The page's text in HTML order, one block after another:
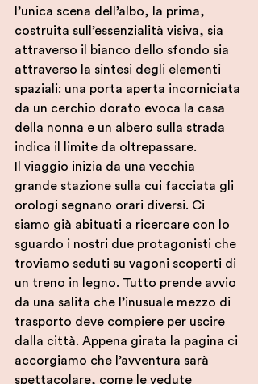
l’unica scena dell’albo, la prima,
costruita sull’essenzialità visiva, sia
attraverso il bianco dello sfondo sia
attraverso la sintesi degli elementi
spaziali: una porta aperta incorniciata
da un cerchio dorato evoca la casa
della nonna e un albero sulla strada
indica il limite da oltrepassare.
Il viaggio inizia da una vecchia
grande stazione sulla cui facciata gli
orologi segnano orari diversi. Ci
siamo già abituati a ricercare con lo
sguardo i nostri due protagonisti che
troviamo seduti su vagoni scoperti di
un treno in legno. Tutto prende avvio
da una salita che l’inusuale mezzo di
trasporto deve compiere per uscire
dalla città. Appena girata la pagina ci
accorgiamo che l’avventura sarà
spettacolare, come le vedute